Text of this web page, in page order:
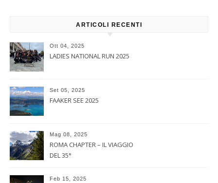
ARTICOLI RECENTI
Ott 04, 2025
LADIES NATIONAL RUN 2025
Set 05, 2025
FAAKER SEE 2025
Mag 08, 2025
ROMA CHAPTER – IL VIAGGIO
DEL 35°
Feb 15, 2025